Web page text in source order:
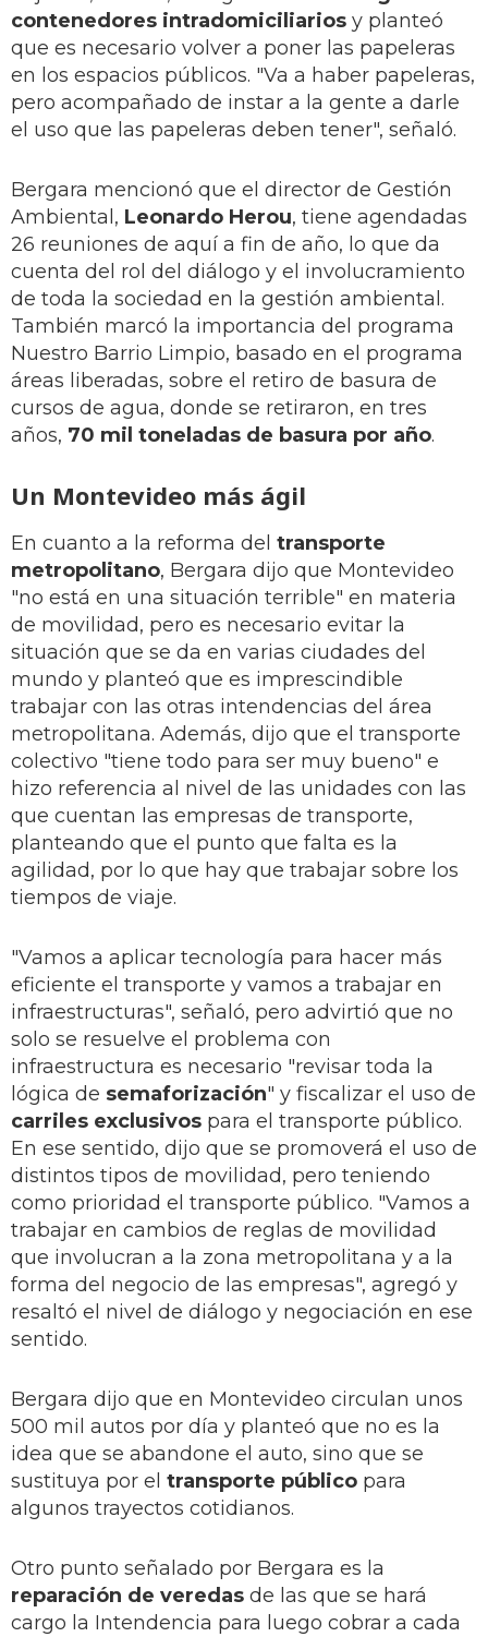
contenedores intradomiciliarios y planteó
que es necesario volver a poner las papeleras
en los espacios públicos. "Va a haber papeleras,
pero acompañado de instar a la gente a darle
el uso que las papeleras deben tener", señaló.
Bergara mencionó que el director de Gestión
Ambiental, Leonardo Herou, tiene agendadas
26 reuniones de aquí a fin de año, lo que da
cuenta del rol del diálogo y el involucramiento
de toda la sociedad en la gestión ambiental.
También marcó la importancia del programa
Nuestro Barrio Limpio, basado en el programa
áreas liberadas, sobre el retiro de basura de
cursos de agua, donde se retiraron, en tres
años, 70 mil toneladas de basura por año.
Un Montevideo más ágil
En cuanto a la reforma del transporte
metropolitano, Bergara dijo que Montevideo
"no está en una situación terrible" en materia
de movilidad, pero es necesario evitar la
situación que se da en varias ciudades del
mundo y planteó que es imprescindible
trabajar con las otras intendencias del área
metropolitana. Además, dijo que el transporte
colectivo "tiene todo para ser muy bueno" e
hizo referencia al nivel de las unidades con las
que cuentan las empresas de transporte,
planteando que el punto que falta es la
agilidad, por lo que hay que trabajar sobre los
tiempos de viaje.
"Vamos a aplicar tecnología para hacer más
eficiente el transporte y vamos a trabajar en
infraestructuras", señaló, pero advirtió que no
solo se resuelve el problema con
infraestructura es necesario "revisar toda la
lógica de semaforización" y fiscalizar el uso de
carriles exclusivos para el transporte público.
En ese sentido, dijo que se promoverá el uso de
distintos tipos de movilidad, pero teniendo
como prioridad el transporte público. "Vamos a
trabajar en cambios de reglas de movilidad
que involucran a la zona metropolitana y a la
forma del negocio de las empresas", agregó y
resaltó el nivel de diálogo y negociación en ese
sentido.
Bergara dijo que en Montevideo circulan unos
500 mil autos por día y planteó que no es la
idea que se abandone el auto, sino que se
sustituya por el transporte público para
algunos trayectos cotidianos.
Otro punto señalado por Bergara es la
reparación de veredas de las que se hará
cargo la Intendencia para luego cobrar a cada